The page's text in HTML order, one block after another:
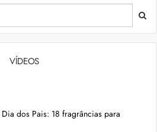
VÍDEOS
dos Pais: 18 fragrâncias para